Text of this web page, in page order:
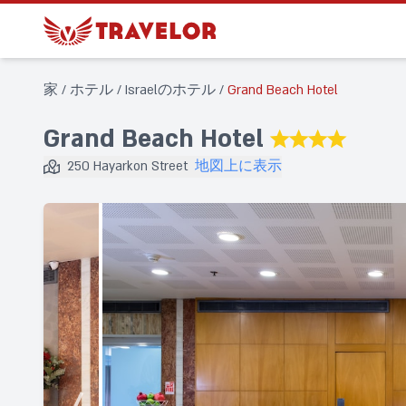
家 / ホテル / Israelのホテル / Grand Beach Hotel
Grand Beach Hotel ★★★★
250 Hayarkon Street 地図上に表示